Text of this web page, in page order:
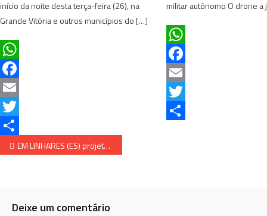
início da noite desta terça-feira (26), na
Grande Vitória e outros municípios do […]
WhatsApp
Facebook
Email
Twitter
Share
militar autônomo O drone
WhatsApp
Facebook
Email
Twitter
Navegação de Post
EM LINHARES (ES) projeto de lei do primeiro emprego foi apresentado em evento nacional
Deixe um comentário